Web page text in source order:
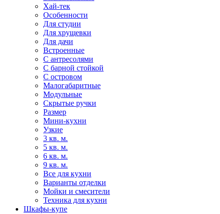
Хай-тек
Особенности
Для студии
Для хрущевки
Для дачи
Встроенные
С антресолями
С барной стойкой
С островом
Малогабаритные
Модульные
Скрытые ручки
Размер
Мини-кухни
Узкие
3 кв. м.
5 кв. м.
6 кв. м.
9 кв. м.
Все для кухни
Варианты отделки
Мойки и смесители
Техника для кухни
Шкафы-купе